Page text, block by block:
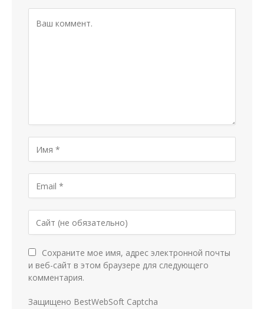
Сохраните мое имя, адрес электронной почты
и веб-сайт в этом браузере для следующего
комментария.
Защищено BestWebSoft Captcha